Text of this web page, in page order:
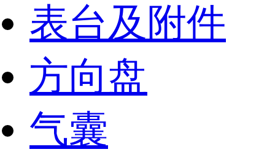
表台及附件
方向盘
气囊